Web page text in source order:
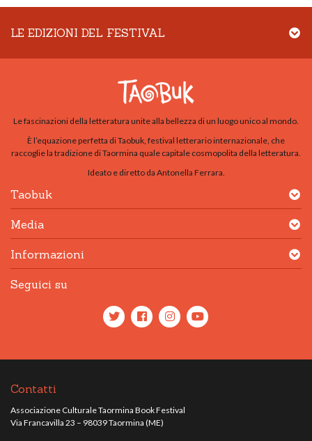
LE EDIZIONI DEL FESTIVAL
Le fascinazioni della letteratura unite alla bellezza di un luogo unico al mondo.
È l’equazione perfetta di Taobuk, festival letterario internazionale, che
raccoglie la tradizione di Taormina quale capitale cosmopolita della letteratura.
Ideato e diretto da Antonella Ferrara.
Taobuk
Media
Informazioni
Seguici su
Contatti
Associazione Culturale Taormina Book Festival
Via Francavilla 23 – 98039 Taormina (ME)